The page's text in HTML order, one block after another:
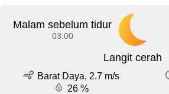
Malam sebelum tidur
03:00
Langit cerah
Barat Daya, 2.7 m/s
26 %